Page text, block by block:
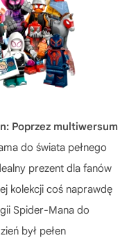
Poprzez multiwersum
do świata pełnego
prezent dla fanów
kolekcji coś naprawdę
Spider-Mana do
był pełen